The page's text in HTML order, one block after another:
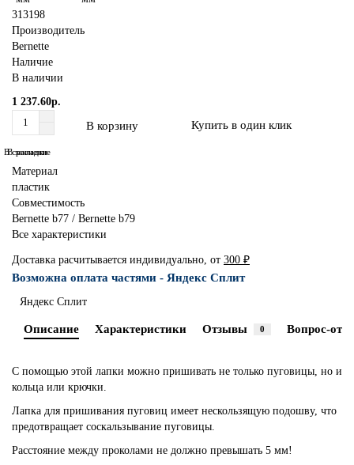
313198
Производитель
Bernette
Наличие
В наличии
1 237.60р.
В корзину Купить в один клик
В закладки
В сравнение
Материал
пластик
Совместимость
Bernette b77 / Bernette b79
Все характеристики
Доставка расчитывается индивидуально, от 300 ₽
Возможна оплата частями - Яндекс Сплит
Яндекс Сплит
Описание Характеристики Отзывы 0 Вопрос-
С помощью этой лапки можно пришивать не только пуговицы, но и
кольца или крючки.
Лапка для пришивания пуговиц имеет нескользящую подошву, что
предотвращает соскальзывание пуговицы.
Расстояние между проколами не должно превышать 5 мм!